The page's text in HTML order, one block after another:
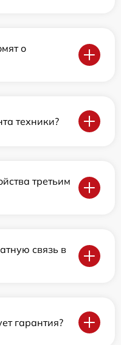
о
техники?
третьим
связь в
гарантия?